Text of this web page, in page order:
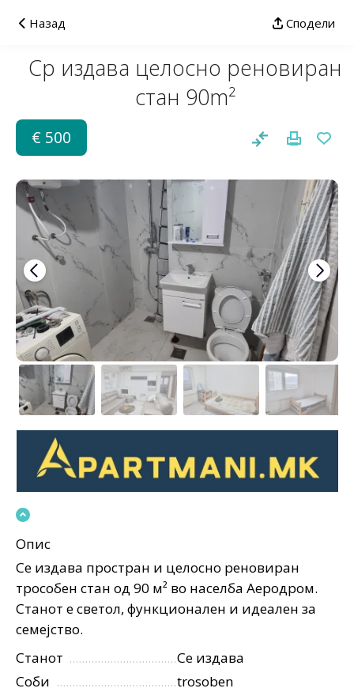
Назад Сподели
Ср издава целосно реновиран
стан 90m²
€ 500
Опис
Се издава простран и целосно реновиран
трособен стан од 90 м² во населба Аеродром.
Станот е светол, функционален и идеален за
семејство.
Станот
Се издава
Соби
trosoben